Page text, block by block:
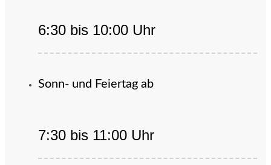
6:30 bis 10:00 Uhr
Sonn- und Feiertag ab
7:30 bis 11:00 Uhr